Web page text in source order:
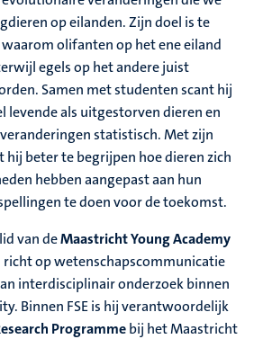
op eilanden. Zijn doel is te
olifanten op het ene eiland
egels op het andere juist
Samen met studenten scant hij
levende als uitgestorven dieren en
statistisch. Met zijn
beter te begrijpen hoe dieren zich
hebben aangepast aan hun
te doen voor de toekomst.
van deMaastricht Young Academy
richt op wetenschapscommunicatie
interdisciplinair onderzoek binnen
Binnen FSE is hij verantwoordelijk
Programmebij het Maastricht